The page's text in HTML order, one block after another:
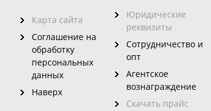
Карта сайта
Соглашение на
обработку
персональных
данных
Наверх
Юридические
реквизиты
Сотрудничество и
опт
Агентское
вознаграждение
Скачать прайс